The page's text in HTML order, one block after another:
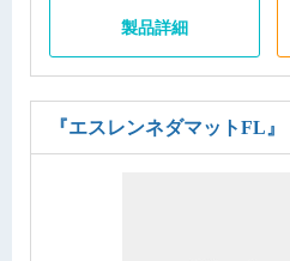
製品詳細
『エスレンネダマットFL』